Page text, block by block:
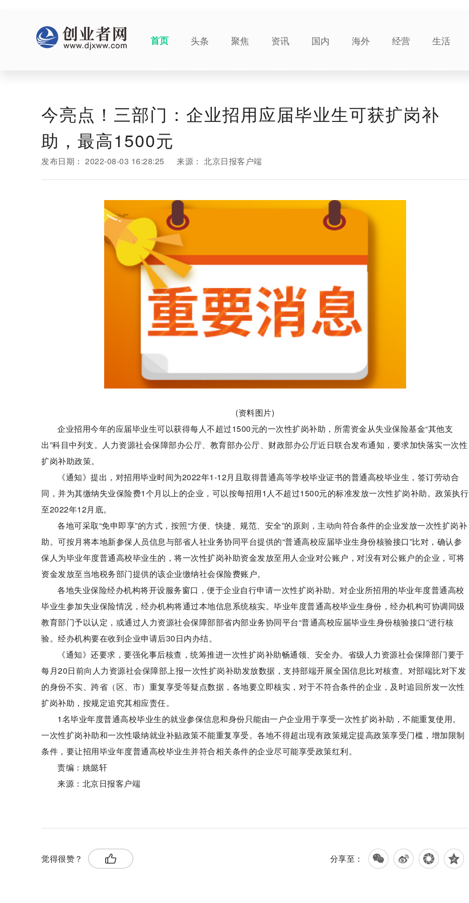
首页 头条 聚焦 资讯 国内 海外 经营 生活
今亮点！三部门：企业招用应届毕业生可获扩岗补
助，最高1500元
发布日期： 2022-08-03 16:28:25 来源： 北京日报客户端
(资料图片)
企业招用今年的应届毕业生可以获得每人不超过1500元的一次性扩岗补助，所需资金从失业保险基金“其他支
出”科目中列支。人力资源社会保障部办公厅、教育部办公厅、财政部办公厅近日联合发布通知，要求加快落实一次性
扩岗补助政策。
《通知》提出，对招用毕业时间为2022年1-12月且取得普通高等学校毕业证书的普通高校毕业生，签订劳动合
同，并为其缴纳失业保险费1个月以上的企业，可以按每招用1人不超过1500元的标准发放一次性扩岗补助。政策执行
至2022年12月底。
各地可采取“免申即享”的方式，按照“方便、快捷、规范、安全”的原则，主动向符合条件的企业发放一次性扩岗补
助。可按月将本地新参保人员信息与部省人社业务协同平台提供的“普通高校应届毕业生身份核验接口”比对，确认参
保人为毕业年度普通高校毕业生的，将一次性扩岗补助资金发放至用人企业对公账户，对没有对公账户的企业，可将
资金发放至当地税务部门提供的该企业缴纳社会保险费账户。
各地失业保险经办机构将开设服务窗口，便于企业自行申请一次性扩岗补助。对企业所招用的毕业年度普通高校
毕业生参加失业保险情况，经办机构将通过本地信息系统核实。毕业年度普通高校毕业生身份，经办机构可协调同级
教育部门予以认定，或通过人力资源社会保障部部省内部业务协同平台“普通高校应届毕业生身份核验接口”进行核
验。经办机构要在收到企业申请后30日内办结。
《通知》还要求，要强化事后核查，统筹推进一次性扩岗补助畅通领、安全办。省级人力资源社会保障部门要于
每月20日前向人力资源社会保障部上报一次性扩岗补助发放数据，支持部端开展全国信息比对核查。对部端比对下发
的身份不实、跨省（区、市）重复享受等疑点数据，各地要立即核实，对于不符合条件的企业，及时追回所发一次性
扩岗补助，按规定追究其相应责任。
1名毕业年度普通高校毕业生的就业参保信息和身份只能由一户企业用于享受一次性扩岗补助，不能重复使用。
一次性扩岗补助和一次性吸纳就业补贴政策不能重复享受。各地不得超出现有政策规定提高政策享受门槛，增加限制
条件，要让招用毕业年度普通高校毕业生并符合相关条件的企业尽可能享受政策红利。
责编：姚懿轩
来源：北京日报客户端
觉得很赞？ 分享至：